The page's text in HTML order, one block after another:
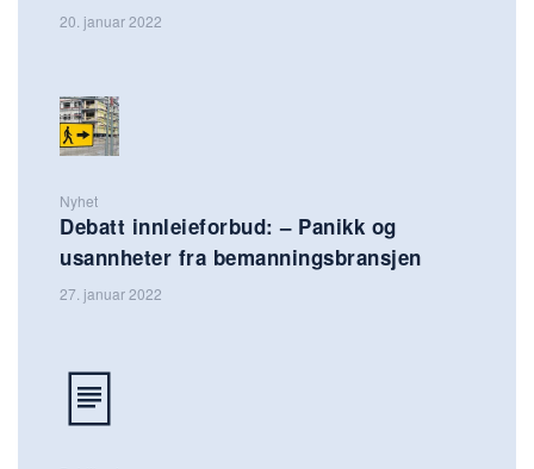
20. januar 2022
Nyhet
Debatt innleieforbud: – Panikk og
usannheter fra bemanningsbransjen
27. januar 2022